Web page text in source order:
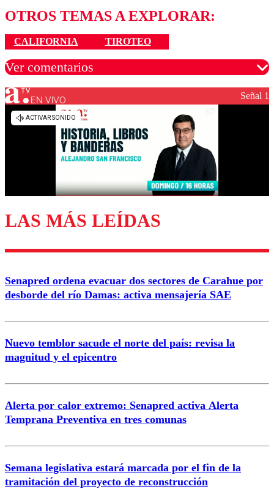
OTROS TEMAS A EXPLORAR:
CALIFORNIA TIROTEO
Ver comentarios
Los comentarios son moderados para garantizar un
diálogo respetuoso.
Enviar comentario
EN VIVO Señal 1
LAS MÁS LEÍDAS
Senapred ordena evacuar dos sectores de Carahue por
desborde del río Damas: activa mensajería SAE
Nuevo temblor sacude el norte del país: revisa la
magnitud y el epicentro
Alerta por calor extremo: Senapred activa Alerta
Temprana Preventiva en tres comunas
Semana legislativa estará marcada por el fin de la
tramitación del proyecto de reconstrucción